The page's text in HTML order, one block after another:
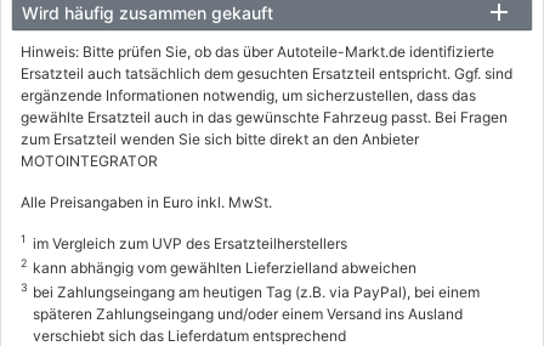
Wird häufig zusammen gekauft
Hinweis: Bitte prüfen Sie, ob das über Autoteile-Markt.de identifizierte
Ersatzteil auch tatsächlich dem gesuchten Ersatzteil entspricht. Ggf. sind
ergänzende Informationen notwendig, um sicherzustellen, dass das
gewählte Ersatzteil auch in das gewünschte Fahrzeug passt. Bei Fragen
zum Ersatzteil wenden Sie sich bitte direkt an den Anbieter
MOTOINTEGRATOR
Alle Preisangaben in Euro inkl. MwSt.
1 im Vergleich zum UVP des Ersatzteilherstellers
2 kann abhängig vom gewählten Lieferzielland abweichen
3 bei Zahlungseingang am heutigen Tag (z.B. via PayPal), bei einem
späteren Zahlungseingang und/oder einem Versand ins Ausland
verschiebt sich das Lieferdatum entsprechend